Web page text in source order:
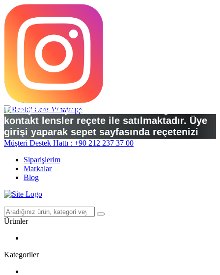
Türkiye’deki yasal düzenlemelere göre
kontakt lensler reçete ile satılmaktadır. Üye
girişi yaparak sepet sayfasında reçetenizi
yükleyebilirsiniz.
Müşteri Destek Hattı : +90 212 237 37 00
Siparişlerim
Markalar
Blog
Ürünler
Kategoriler